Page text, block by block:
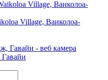
Village, Ваиколоа-